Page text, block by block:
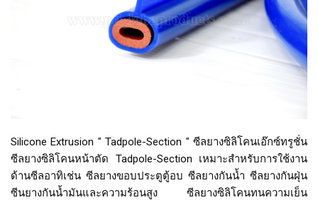
Silicone Extrusion " Tadpole-Section " ซีลยางซิลิโคนเอ๊กซ์ทรูชั่น
ซีลยางซิลิโคนหน้าตัด Tadpole-Section เหมาะสำหรับการใช้งาน
ด้านซีลอาทิเช่น ซีลยางขอบประตูตู้อบ ซีลยางกันน้ำ ซีลยางกันฝุ่น
ซีนยางกันน้ำมันและความร้อนสูง ซีลยางซิลิโคนทนความเย็น